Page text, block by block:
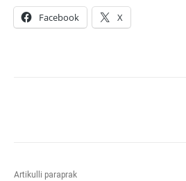
Facebook X
Artikulli paraprak